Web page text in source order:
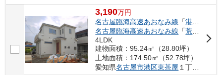
3,190万円
名古屋臨海高速あおなみ線 「港北
名古屋臨海高速あおなみ線 「荒子川公園
4LDK
建物面積：95.24㎡（28.80坪）
土地面積：174.50㎡（52.78坪）
愛知県名古屋市港区東茶屋 １丁目90